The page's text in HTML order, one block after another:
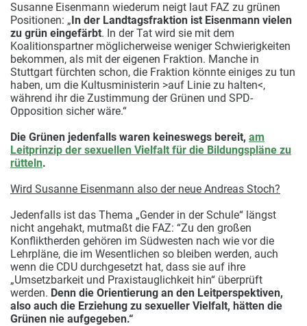
Susanne Eisenmann wiederum neigt laut FAZ zu grünen
Positionen: „In der Landtagsfraktion ist Eisenmann vielen
zu grün eingefärbt. In der Tat wird sie mit dem
Koalitionspartner möglicherweise weniger Schwierigkeiten
bekommen, als mit der eigenen Fraktion. Manche in
Stuttgart fürchten schon, die Fraktion könnte einiges zu tun
haben, um die Kultusministerin >auf Linie zu halten<,
während ihr die Zustimmung der Grünen und SPD-
Opposition sicher wäre.“
Die Grünen jedenfalls waren keineswegs bereit, am
Leitprinzip der sexuellen Vielfalt für die Bildungspläne zu
rütteln.
Wird Susanne Eisenmann also der neue Andreas Stoch?
Jedenfalls ist das Thema „Gender in der Schule“ längst
nicht angehakt, mutmaßt die FAZ: “Zu den großen
Konfliktherden gehören im Südwesten nach wie vor die
Lehrpläne, die im Wesentlichen so bleiben werden, auch
wenn die CDU durchgesetzt hat, dass sie auf ihre
„Umsetzbarkeit und Praxistauglichkeit hin“ überprüft
werden. Denn die Orientierung an den Leitperspektiven,
also auch die Erziehung zu sexueller Vielfalt, hätten die
Grünen nie aufgegeben.“